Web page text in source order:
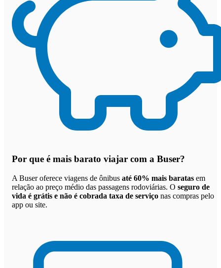
Por que é mais barato viajar com a Buser?
A Buser oferece viagens de ônibus até 60% mais baratas em
relação ao preço médio das passagens rodoviárias. O seguro de
vida é grátis e não é cobrada taxa de serviço nas compras pelo
app ou site.